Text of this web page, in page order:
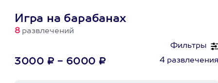
Игра на барабанах
8 развлечений
Фильтры
3000 ₽ - 6000 ₽ 4